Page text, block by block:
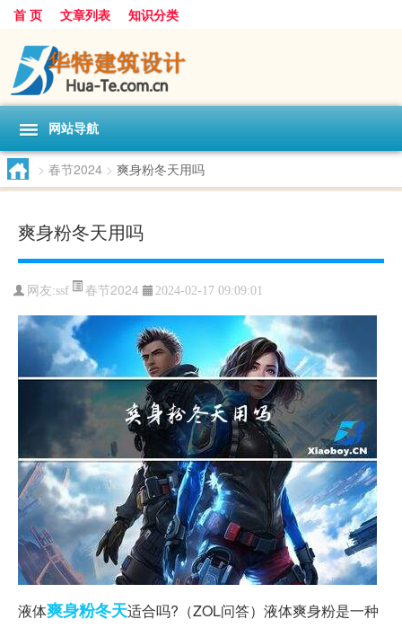
首 页 文章列表 知识分类
网站导航
> 春节2024 > 爽身粉冬天用吗
爽身粉冬天用吗
网友:ssf 春节2024 2024-02-17 09:09:01
液体爽身粉冬天适合吗?（ZOL问答）液体爽身粉是一种